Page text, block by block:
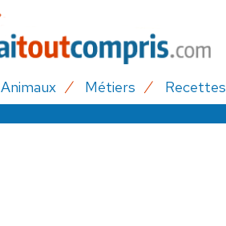
Animaux Métiers Recettes